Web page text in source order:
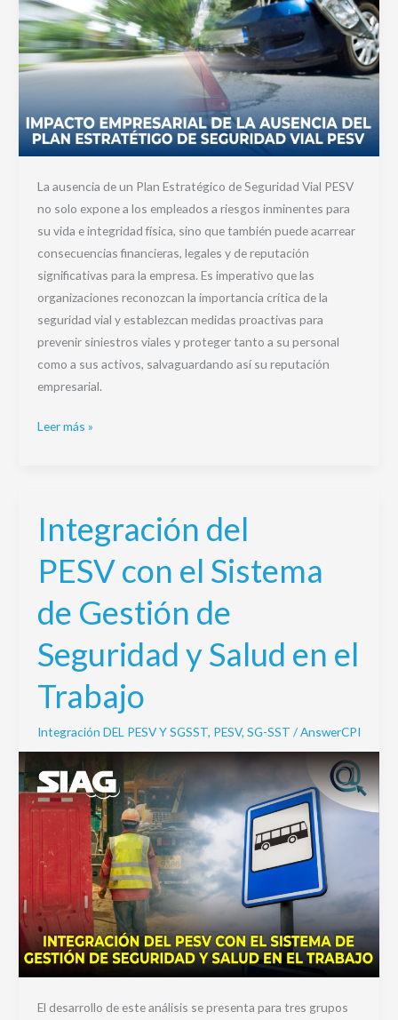
La ausencia de un Plan Estratégico de Seguridad Vial PESV
no solo expone a los empleados a riesgos inminentes para
su vida e integridad física, sino que también puede acarrear
consecuencias financieras, legales y de reputación
significativas para la empresa. Es imperativo que las
organizaciones reconozcan la importancia crítica de la
seguridad vial y establezcan medidas proactivas para
prevenir siniestros viales y proteger tanto a su personal
como a sus activos, salvaguardando así su reputación
empresarial.
Leer más »
Integración del
PESV con el Sistema
de Gestión de
Seguridad y Salud en el
Trabajo
Integración DEL PESV Y SGSST, PESV, SG-SST /AnswerCPI
El desarrollo de este análisis se presenta para tres grupos
Integración
del
PESV con
el
Sistema
de
Gestión
Seguridad
Salud
el
Trabajo